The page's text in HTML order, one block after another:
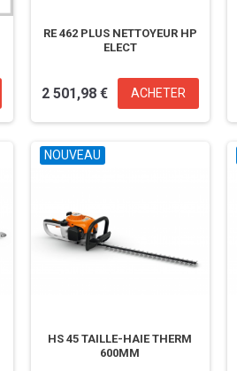
RE 462 PLUS NETTOYEUR HP
ELECT
2 501,98 € ACHETER
NOUVEAU
HS 45 TAILLE-HAIE THERM
600MM